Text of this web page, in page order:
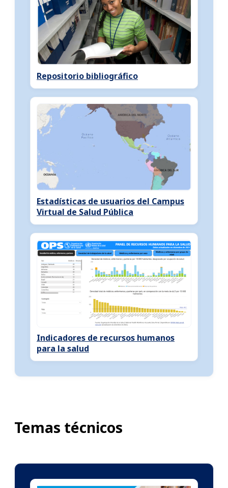
Repositorio bibliográfico
Estadísticas de usuarios del Campus
Virtual de Salud Pública
Indicadores de recursos humanos
para la salud
Temas técnicos